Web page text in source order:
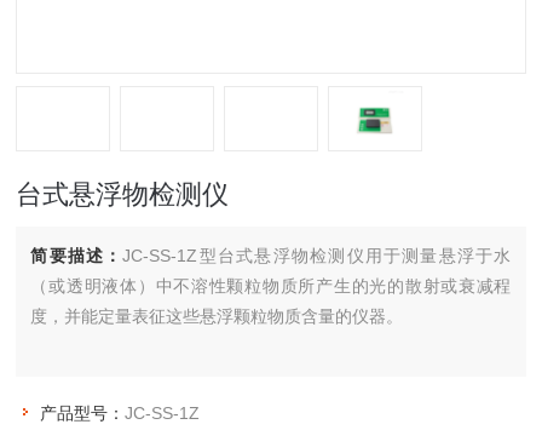
台式悬浮物检测仪
简要描述：JC-SS-1Z型台式悬浮物检测仪用于测量悬浮于水
（或透明液体）中不溶性颗粒物质所产生的光的散射或衰减程
度，并能定量表征这些悬浮颗粒物质含量的仪器。
产品型号：JC-SS-1Z